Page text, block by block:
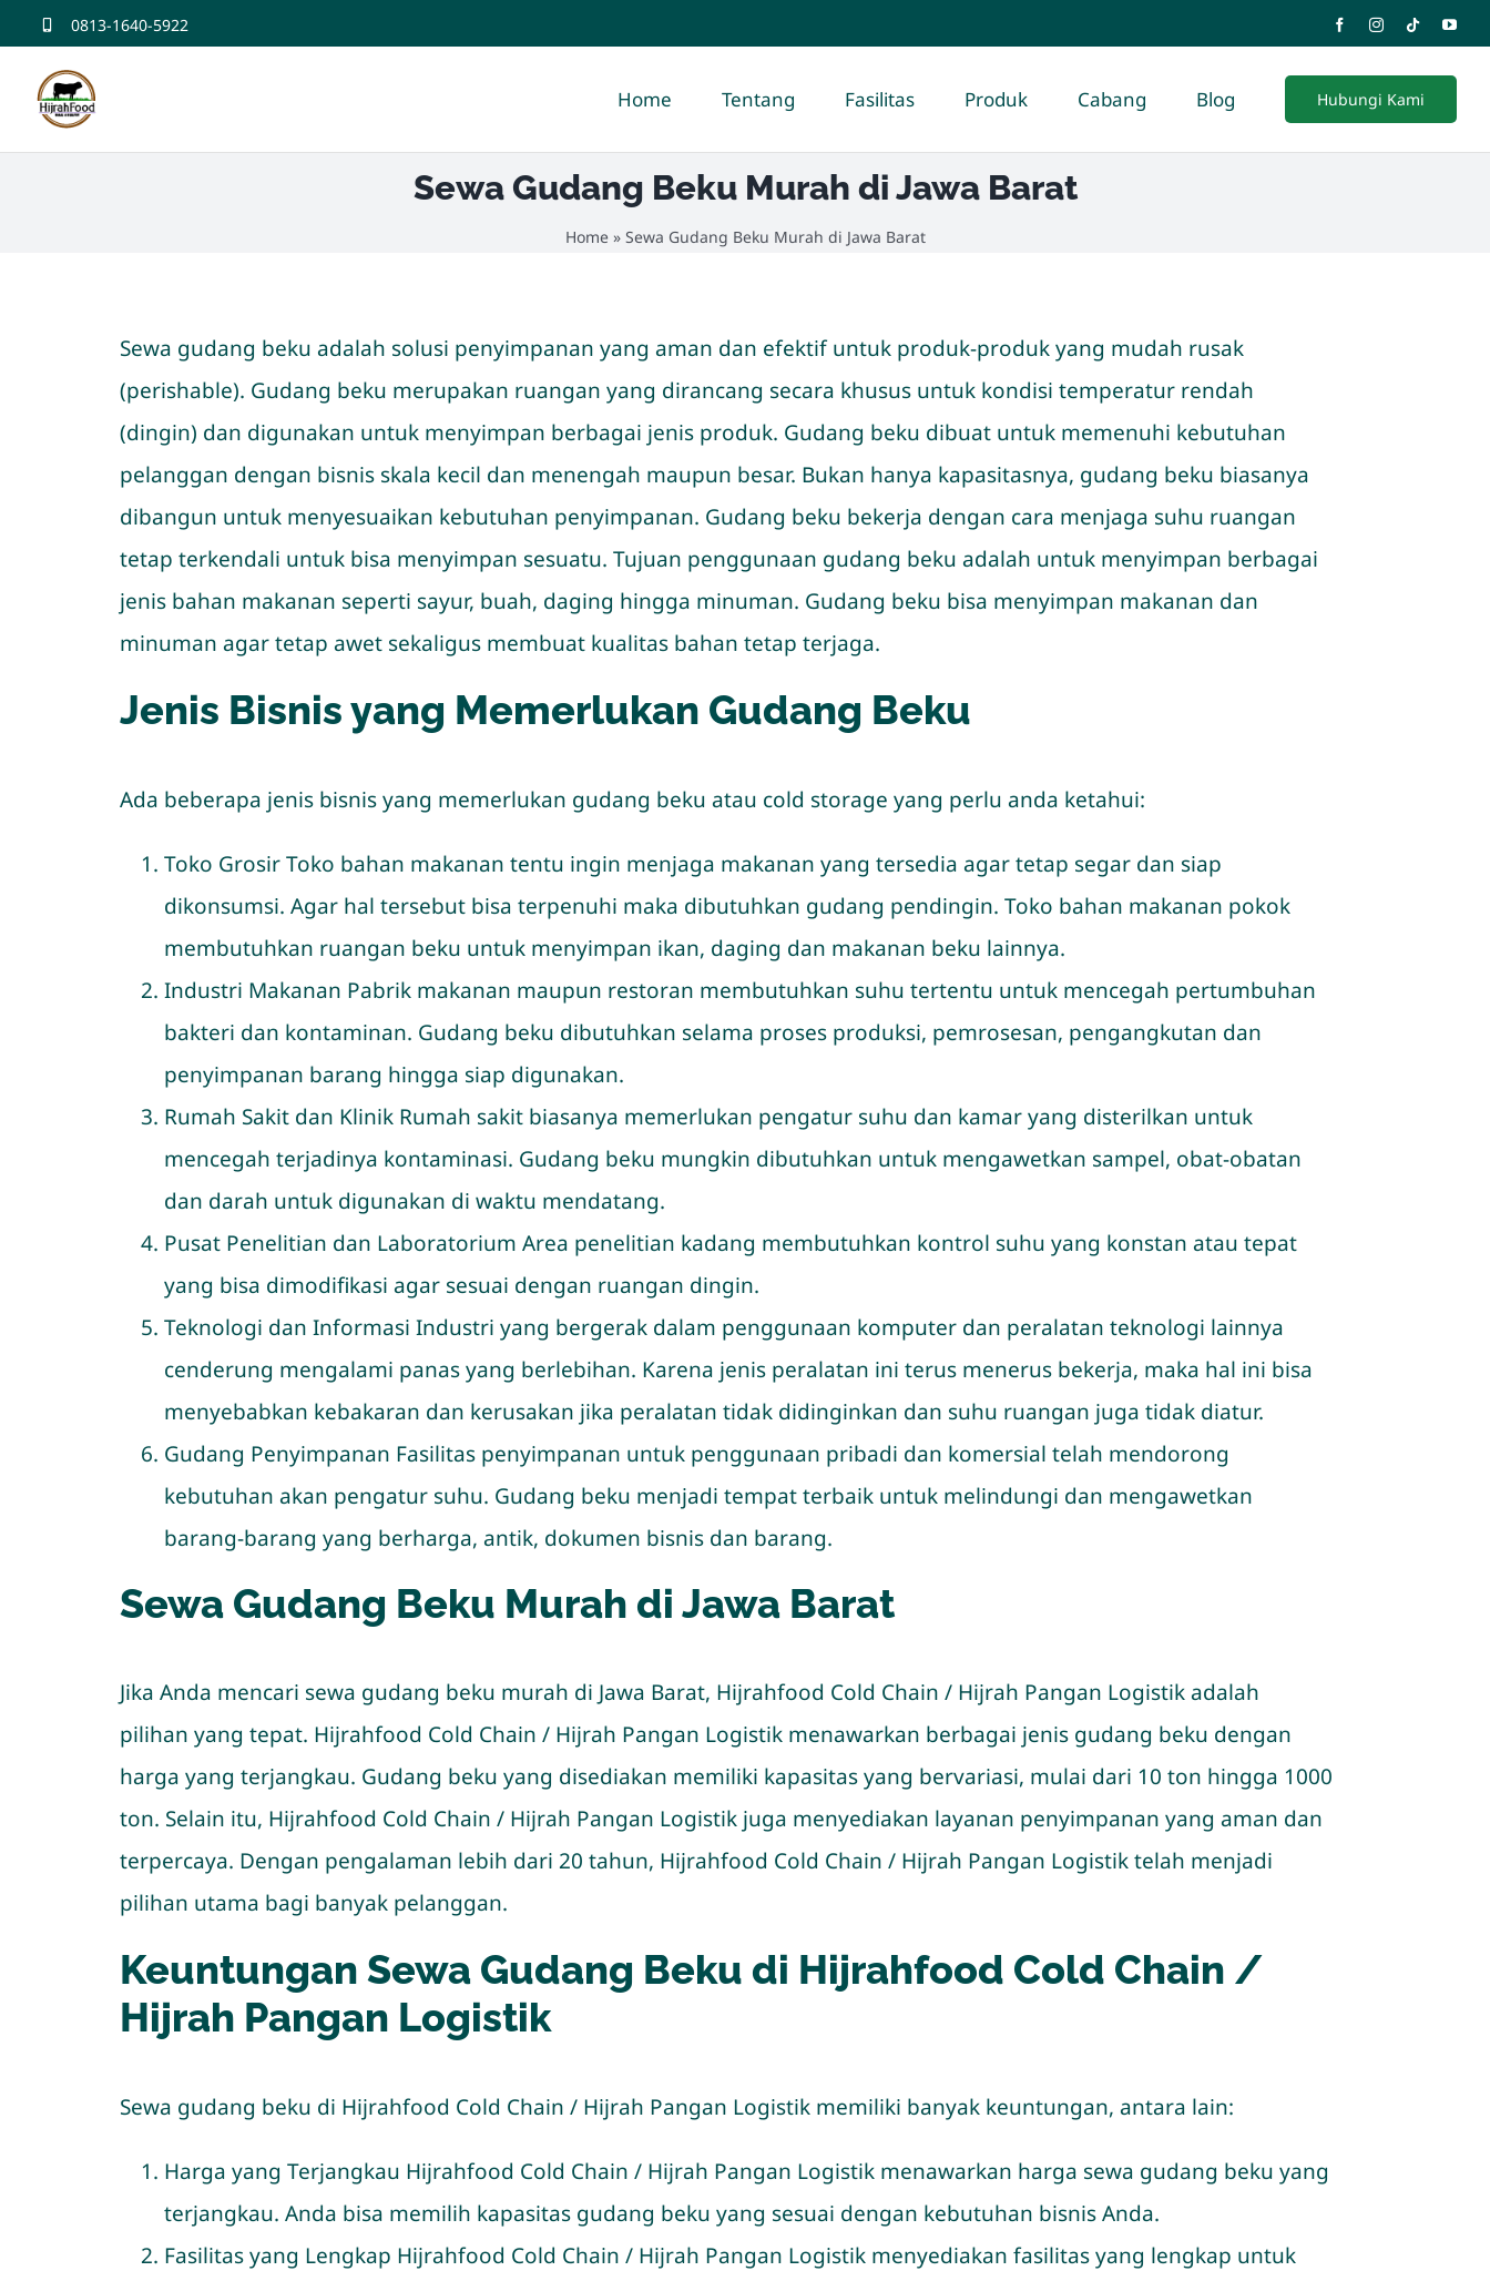
content
0813-1640-5922
Home Tentang Fasilitas Produk Cabang Blog Hubungi Kami
Sewa Gudang Beku Murah di Jawa Barat
Home» Sewa Gudang Beku Murah di Jawa Barat
Sewa gudang beku adalah solusi penyimpanan yang aman dan efektif untuk produk-produk yang mudah rusak
(perishable). Gudang beku merupakan ruangan yang dirancang secara khusus untuk kondisi temperatur rendah
(dingin) dan digunakan untuk menyimpan berbagai jenis produk. Gudang beku dibuat untuk memenuhi kebutuhan
pelanggan dengan bisnis skala kecil dan menengah maupun besar. Bukan hanya kapasitasnya, gudang beku biasanya
dibangun untuk menyesuaikan kebutuhan penyimpanan. Gudang beku bekerja dengan cara menjaga suhu ruangan
tetap terkendali untuk bisa menyimpan sesuatu. Tujuan penggunaan gudang beku adalah untuk menyimpan berbagai
jenis bahan makanan seperti sayur, buah, daging hingga minuman. Gudang beku bisa menyimpan makanan dan
minuman agar tetap awet sekaligus membuat kualitas bahan tetap terjaga.
Jenis Bisnis yang Memerlukan Gudang Beku
Ada beberapa jenis bisnis yang memerlukan gudang beku atau cold storage yang perlu anda ketahui:
Toko Grosir Toko bahan makanan tentu ingin menjaga makanan yang tersedia agar tetap segar dan siap
dikonsumsi. Agar hal tersebut bisa terpenuhi maka dibutuhkan gudang pendingin. Toko bahan makanan pokok
membutuhkan ruangan beku untuk menyimpan ikan, daging dan makanan beku lainnya.
Industri Makanan Pabrik makanan maupun restoran membutuhkan suhu tertentu untuk mencegah pertumbuhan
bakteri dan kontaminan. Gudang beku dibutuhkan selama proses produksi, pemrosesan, pengangkutan dan
penyimpanan barang hingga siap digunakan.
Rumah Sakit dan Klinik Rumah sakit biasanya memerlukan pengatur suhu dan kamar yang disterilkan untuk
mencegah terjadinya kontaminasi. Gudang beku mungkin dibutuhkan untuk mengawetkan sampel, obat-obatan
dan darah untuk digunakan di waktu mendatang.
Pusat Penelitian dan Laboratorium Area penelitian kadang membutuhkan kontrol suhu yang konstan atau tepat
yang bisa dimodifikasi agar sesuai dengan ruangan dingin.
Teknologi dan Informasi Industri yang bergerak dalam penggunaan komputer dan peralatan teknologi lainnya
cenderung mengalami panas yang berlebihan. Karena jenis peralatan ini terus menerus bekerja, maka hal ini bisa
menyebabkan kebakaran dan kerusakan jika peralatan tidak didinginkan dan suhu ruangan juga tidak diatur.
Gudang Penyimpanan Fasilitas penyimpanan untuk penggunaan pribadi dan komersial telah mendorong
kebutuhan akan pengatur suhu. Gudang beku menjadi tempat terbaik untuk melindungi dan mengawetkan
barang-barang yang berharga, antik, dokumen bisnis dan barang.
Sewa Gudang Beku Murah di Jawa Barat
Jika Anda mencari sewa gudang beku murah di Jawa Barat, Hijrahfood Cold Chain / Hijrah Pangan Logistik adalah
pilihan yang tepat. Hijrahfood Cold Chain / Hijrah Pangan Logistik menawarkan berbagai jenis gudang beku dengan
harga yang terjangkau. Gudang beku yang disediakan memiliki kapasitas yang bervariasi, mulai dari 10 ton hingga 1000
ton. Selain itu, Hijrahfood Cold Chain / Hijrah Pangan Logistik juga menyediakan layanan penyimpanan yang aman dan
terpercaya. Dengan pengalaman lebih dari 20 tahun, Hijrahfood Cold Chain / Hijrah Pangan Logistik telah menjadi
pilihan utama bagi banyak pelanggan.
Keuntungan Sewa Gudang Beku di Hijrahfood Cold Chain /
Hijrah Pangan Logistik
Sewa gudang beku di Hijrahfood Cold Chain / Hijrah Pangan Logistik memiliki banyak keuntungan, antara lain:
Harga yang Terjangkau Hijrahfood Cold Chain / Hijrah Pangan Logistik menawarkan harga sewa gudang beku yang
terjangkau. Anda bisa memilih kapasitas gudang beku yang sesuai dengan kebutuhan bisnis Anda.
Fasilitas yang Lengkap Hijrahfood Cold Chain / Hijrah Pangan Logistik menyediakan fasilitas yang lengkap untuk